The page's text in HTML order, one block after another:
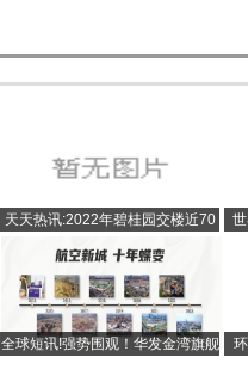
天天热讯:2022年碧桂园交楼近70
全球短讯!强势围观！华发金湾旗舰